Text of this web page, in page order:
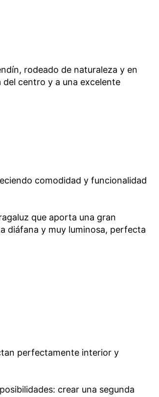
rodeado de naturaleza y en
centro y a una excelente
comodidad y funcionalidad
que aporta una gran
diáfana y muy luminosa, perfecta
perfectamente interior y
crear una segunda